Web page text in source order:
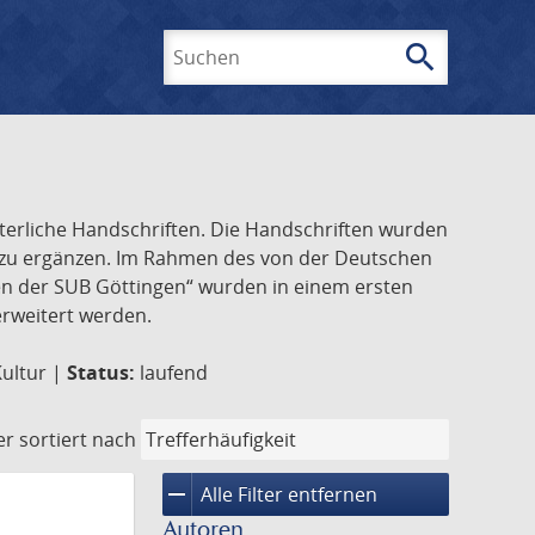
search
Handschriften. Die Handschriften wurden
ergänzen. Im Rahmen des von der Deutschen
SUB Göttingen“ wurden in einem ersten
werden.
| Status: laufend
sortiert nach
remove Alle Filter entfernen